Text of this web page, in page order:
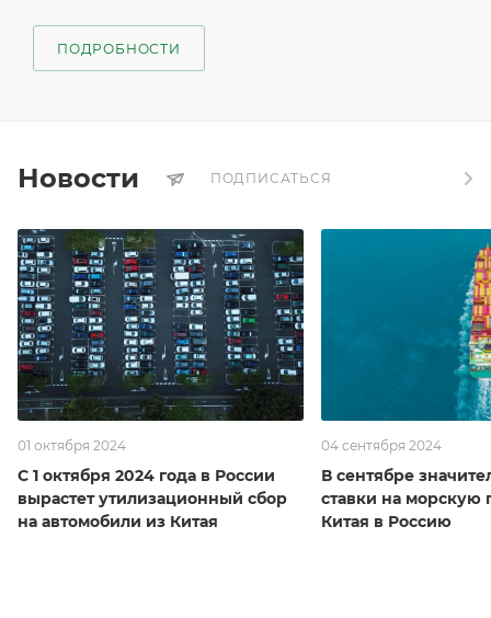
ПОДРОБНОСТИ
Новости ПОДПИСАТЬСЯ
01 октября 2024
С 1 октября 2024 года в России
вырастет утилизационный сбор
на автомобили из Китая
04 сентября 2024
В сентябре
ставки на морскую
Китая в Россию